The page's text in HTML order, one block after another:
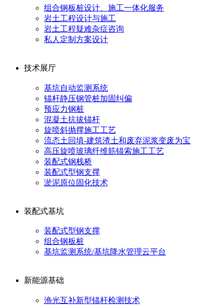
组合钢板桩设计、施工一体化服务
岩土工程设计与施工
岩土工程疑难杂症咨询
私人定制方案设计
技术展厅
基坑自动监测系统
锚杆静压钢管桩加固纠偏
预应力钢桩
混凝土抗拔锚杆
旋喷斜抛撑施工工艺
流态土回填-建筑渣土和废弃泥浆变废为宝
高压旋喷玻璃纤维筋锚索施工工艺
装配式钢栈桥
装配式型钢支撑
淤泥原位固化技术
装配式基坑
装配式型钢支撑
组合钢板桩
基坑监测系统/基坑降水管理云平台
新能源基础
渔光互补新型锚杆检测技术